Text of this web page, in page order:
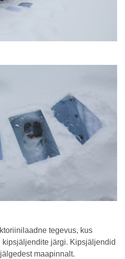
tegevus, kus
järgi. Kipsjäljendid
maapinnalt.